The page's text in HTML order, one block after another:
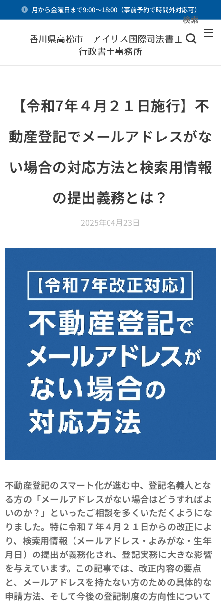
月から金曜日まで9:00～18:00（事前予約で時間外対応可）
香川県高松市 アイリス国際司法書士・
行政書士事務所
検索
【令和7年４月２１日施行】不
動産登記でメールアドレスがな
い場合の対応方法と検索用情報
の提出義務とは？
2025年04月23日
不動産登記のスマート化が進む中、登記名義人とな
る方の「メールアドレスがない場合はどうすればよ
いのか？」といったご相談を多くいただくようにな
りました。特に令和７年４月２１日からの改正によ
り、検索用情報（メールアドレス・よみがな・生年
月日）の提出が義務化され、登記実務に大きな影響
を与えています。この記事では、改正内容の要点
と、メールアドレスを持たない方のための具体的な
申請方法、そして今後の登記制度の方向性について